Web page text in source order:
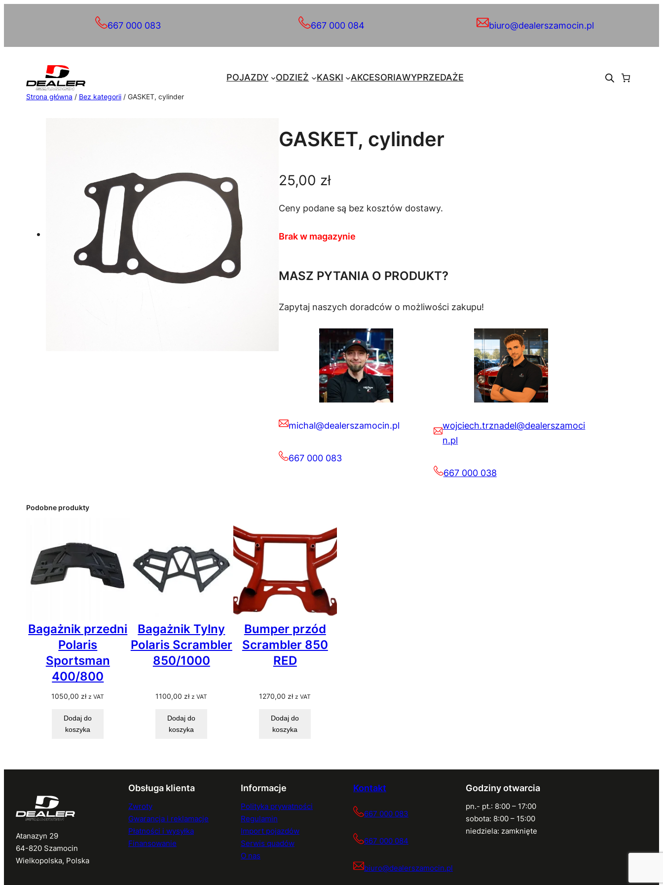
667 000 083 667 000 084 biuro@dealerszamocin.pl
POJAZDY ODZIEŻ KASKI AKCESORIAWYPRZEDAŻE
Strona główna / Bez kategorii/ GASKET, cylinder
GASKET, cylinder
25,00 zł
Ceny podane są bez kosztów dostawy.
Brak w magazynie
MASZ PYTANIA O PRODUKT?
Zapytaj naszych doradców o możliwości zakupu!
michal@dealerszamocin.pl
667 000 083
wojciech.trznadel@dealerszamoci
n.pl
667 000 038
Podobne produkty
Bagażnik przedni
Polaris
Sportsman
400/800
1050,00 zł z VAT
Dodaj do
koszyka
Bagażnik Tylny
Polaris Scrambler
850/1000
1100,00 zł z VAT
Dodaj do
koszyka
Bumper przód
Scrambler 850
RED
1270,00 zł z VAT
Dodaj do
koszyka
Atanazyn 29
64-820 Szamocin
Wielkopolska, Polska
Obsługa klienta
Zwroty
Gwarancja i reklamacje
Płatności i wysyłka
Finansowanie
Informacje
Polityka prywatności
Regulamin
Import pojazdów
Serwis quadów
O nas
Kontakt
667 000 083
667 000 084
biuro@dealerszamocin.pl
Godziny otwarcia
pn.- pt.: 8:00 – 17:00
sobota: 8:00 – 15:00
niedziela: zamknięte